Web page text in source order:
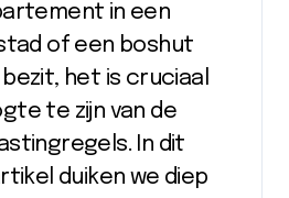
in een
of een boshut
het is cruciaal
te zijn van de
In dit
duiken we diep